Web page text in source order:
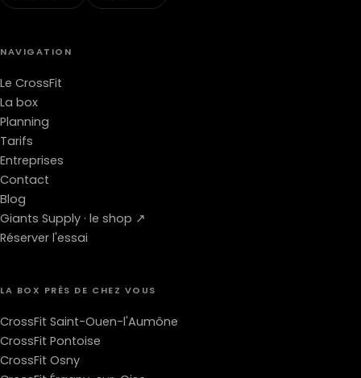
NAVIGATION
Le CrossFit
La box
Planning
Tarifs
Entreprises
Contact
Blog
Giants Supply · le shop ↗
Réserver l'essai
LA BOX PRÈS DE CHEZ VOUS
CrossFit Saint-Ouen-l'Aumône
CrossFit Pontoise
CrossFit Osny